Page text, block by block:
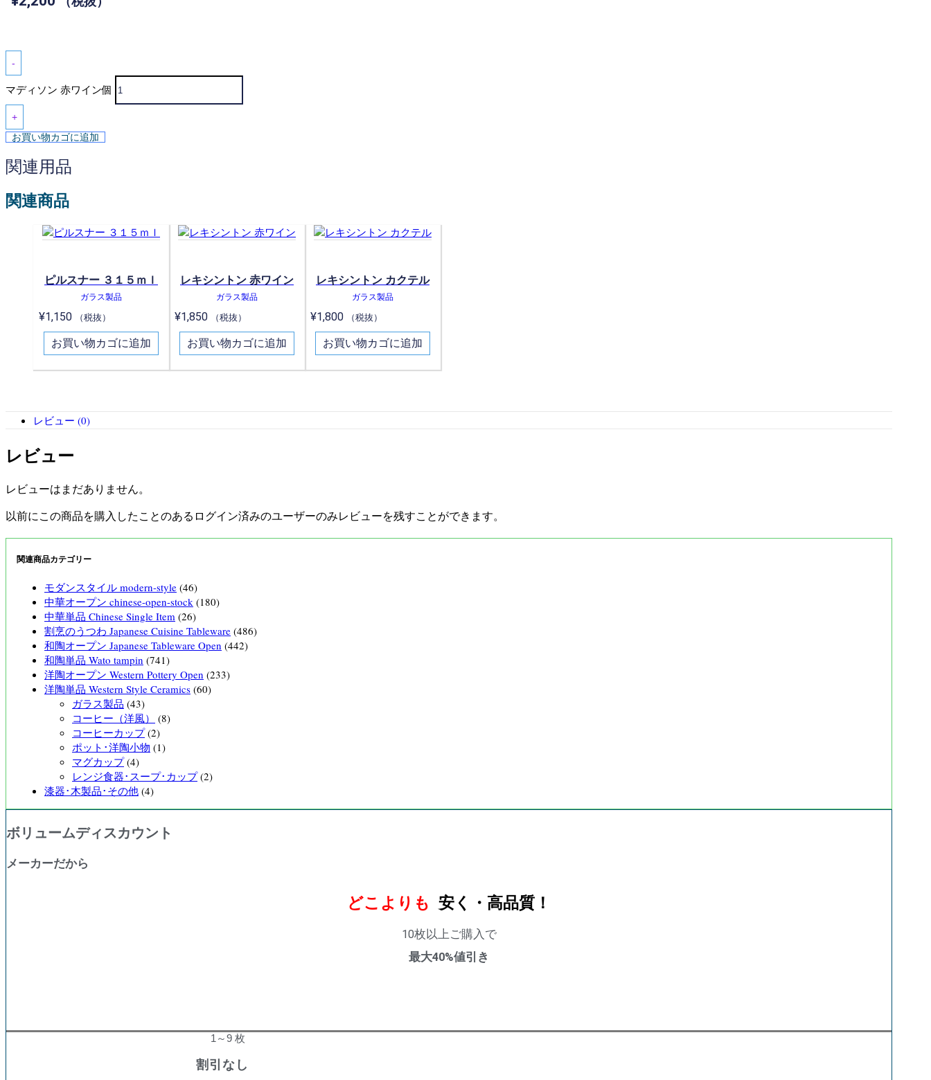
-
マディソン 赤ワイン個
+
お買い物カゴに追加
関連用品
関連商品
ピルスナー ３１５ｍｌ
ガラス製品
¥1,150 （税抜）
お買い物カゴに追加
レキシントン 赤ワイン
ガラス製品
¥1,850 （税抜）
お買い物カゴに追加
レキシントン カクテル
ガラス製品
¥1,800 （税抜）
お買い物カゴに追加
レビュー (0)
レビュー
レビューはまだありません。
以前にこの商品を購入したことのあるログイン済みのユーザーのみレビューを残すことができます。
関連商品カテゴリー
モダンスタイル modern-style (46)
中華オープン chinese-open-stock (180)
中華単品 Chinese Single Item (26)
割烹のうつわ Japanese Cuisine Tableware (486)
和陶オープン Japanese Tableware Open (442)
和陶単品 Wato tampin (741)
洋陶オープン Western Pottery Open (233)
洋陶単品 Western Style Ceramics (60)
ガラス製品 (43)
コーヒー（洋風）
(8)
コーヒーカップ (2)
ポット･洋陶小物 (1)
マグカップ (4)
レンジ食器･スープ･カップ (2)
漆器･木製品･その他 (4)
ボリュームディスカウント
メーカーだから
どこよりも 安く・高品質！
10枚以上ご購入で
最大40%値引き
1～9 枚
割引なし